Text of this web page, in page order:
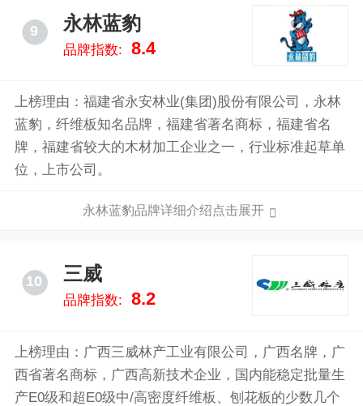
9 永林蓝豹
品牌指数: 8.4
上榜理由：福建省永安林业(集团)股份有限公司，永林
蓝豹，纤维板知名品牌，福建省著名商标，福建省名
牌，福建省较大的木材加工企业之一，行业标准起草单
位，上市公司。
永林蓝豹品牌详细介绍点击展开
10 三威
品牌指数: 8.2
上榜理由：广西三威林产工业有限公司，广西名牌，广
西省著名商标，广西高新技术企业，国内能稳定批量生
产E0级和超E0级中/高密度纤维板、刨花板的少数几个